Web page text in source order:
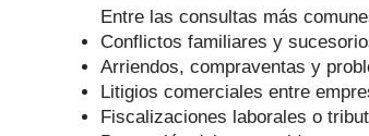
Entre las consultas más
Conflictos familiares y
Arriendos, compraventas y
Litigios comerciales entre
Fiscalizaciones laborales o